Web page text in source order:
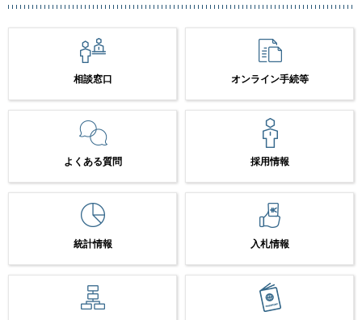
相談窓口 オンライン手続等
よくある質問 採用情報
統計情報 入札情報